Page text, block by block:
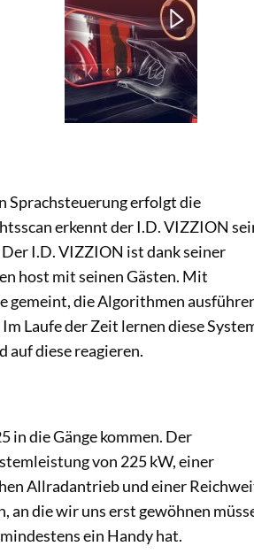
Sprachsteuerung erfolgt die
erkennt der I.D. VIZZION
I.D. VIZZION ist dank seiner
host mit seinen Gästen. Mit
gemeint, die Algorithmen
Laufe der Zeit lernen diese
auf diese reagieren.
in die Gänge kommen. Der
von 225 kW, einer
Allradantrieb und einer
an die wir uns erst gewöhnen
ein Handy hat.